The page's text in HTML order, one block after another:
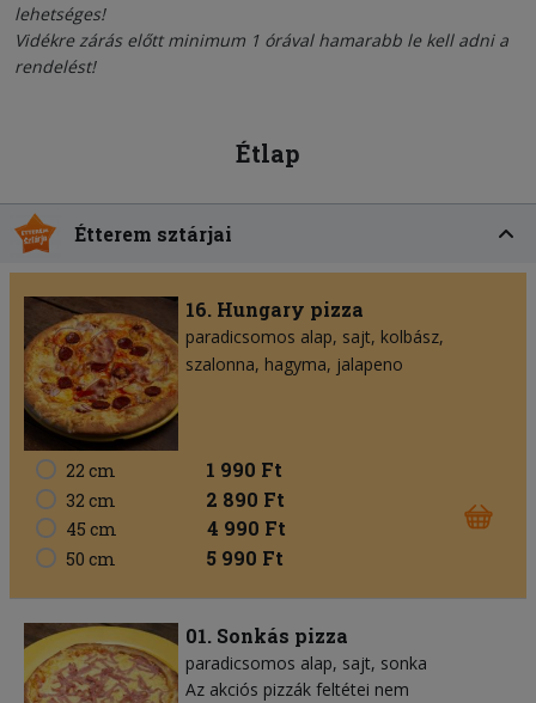
lehetséges!
Vidékre zárás előtt minimum 1 órával hamarabb le kell adni a
rendelést!
Étlap
Étterem sztárjai
16. Hungary pizza
paradicsomos alap sajt kolbász
szalonna hagyma jalapeno
22 cm 1 990 Ft
32 cm 2 890 Ft
45 cm 4 990 Ft
50 cm 5 990 Ft
01. Sonkás pizza
paradicsomos alap sajt sonka
Az akciós pizzák feltétei nem